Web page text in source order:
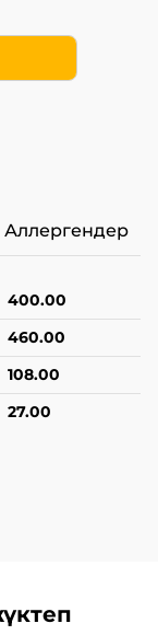
Аллергендер
400.00
460.00
108.00
27.00